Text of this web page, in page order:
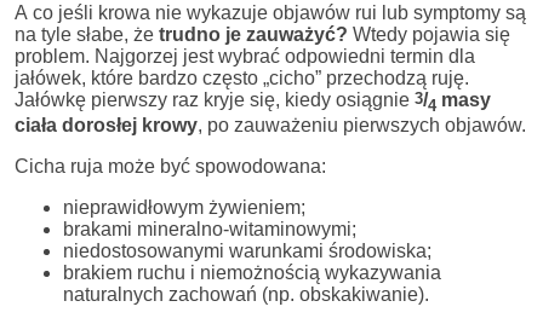
A co jeśli krowa nie wykazuje objawów rui lub symptomy są
na tyle słabe, że trudno je zauważyć? Wtedy pojawia się
problem. Najgorzej jest wybrać odpowiedni termin dla
jałówek, które bardzo często „cicho” przechodzą ruję.
Jałówkę pierwszy raz kryje się, kiedy osiągnie 3/4 masy
ciała dorosłej krowy, po zauważeniu pierwszych objawów.
Cicha ruja może być spowodowana:
nieprawidłowym żywieniem;
brakami mineralno-witaminowymi;
niedostosowanymi warunkami środowiska;
brakiem ruchu i niemożnością wykazywania
naturalnych zachowań (np. obskakiwanie).